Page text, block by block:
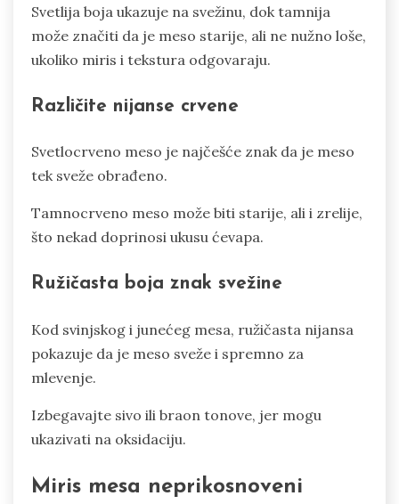
Svetlija boja ukazuje na svežinu, dok tamnija
može značiti da je meso starije, ali ne nužno loše,
ukoliko miris i tekstura odgovaraju.
Različite nijanse crvene
Svetlocrveno meso je najčešće znak da je meso
tek sveže obrađeno.
Tamnocrveno meso može biti starije, ali i zrelije,
što nekad doprinosi ukusu ćevapa.
Ružičasta boja znak svežine
Kod svinjskog i junećeg mesa, ružičasta nijansa
pokazuje da je meso sveže i spremno za
mlevenje.
Izbegavajte sivo ili braon tonove, jer mogu
ukazivati na oksidaciju.
Miris mesa neprikosnoveni